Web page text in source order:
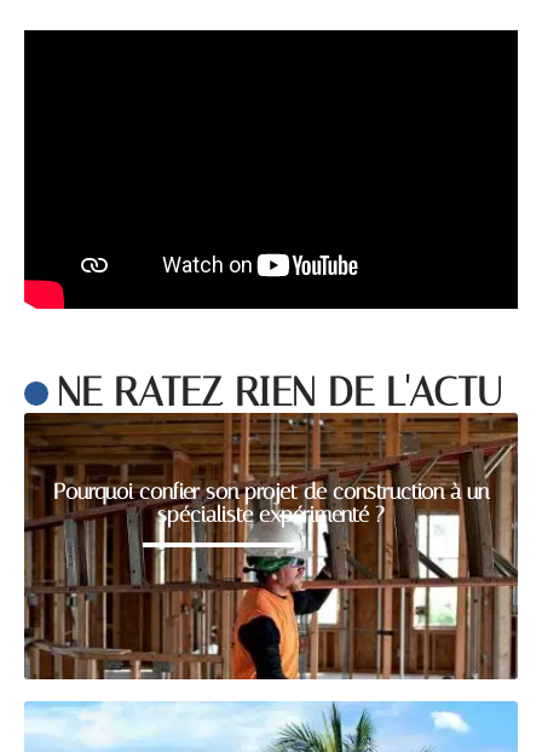
NE RATEZ RIEN DE L'ACTU
Pourquoi confier son projet de construction à un
spécialiste expérimenté ?